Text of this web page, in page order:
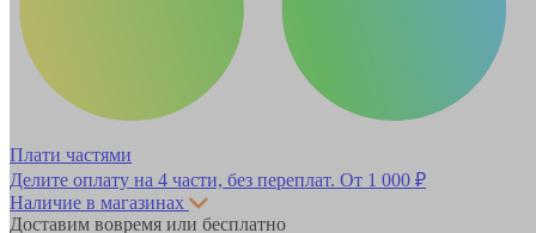
Плати частями
Делите оплату на 4 части, без переплат. От 1 000 ₽
Наличие в магазинах
Доставим вовремя или бесплатно